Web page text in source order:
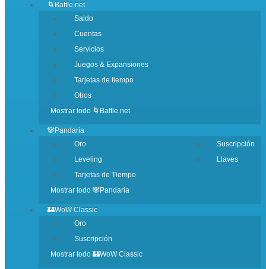
🌀Battle.net
Saldo
Cuentas
Servicios
Juegos & Expansiones
Tarjetas de tiempo
Otros
Mostrar todo 🌀Battle.net
🐼Pandaria
Oro
Leveling
Tarjetas de Tiempo
Suscripción
Llaves
Mostrar todo 🐼Pandaria
🏰WoW Classic
Oro
Suscripción
Mostrar todo 🏰WoW Classic